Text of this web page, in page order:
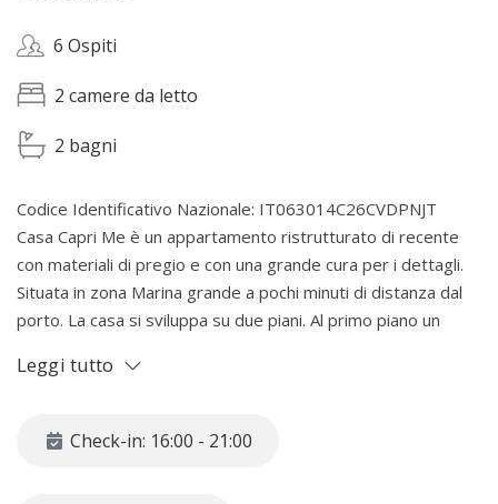
6 Ospiti
2 camere da letto
2 bagni
Codice Identificativo Nazionale: IT063014C26CVDPNJT
Casa Capri Me è un appartamento ristrutturato di recente
con materiali di pregio e con una grande cura per i dettagli.
Situata in zona Marina grande a pochi minuti di distanza dal
porto. La casa si sviluppa su due piani. Al primo piano un
bagno en-suite, cucina e secondo bagno. Al piano primo
suite. Completa la proprietà un terrazzo attrezzato con area
Leggi tutto
Check-in: 16:00 - 21:00